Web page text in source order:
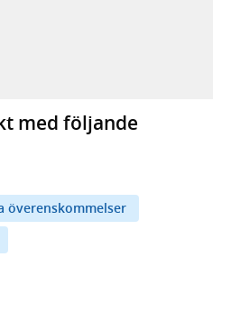
i ny flik, extern webbplats,
webbplats,
ny flik, extern webbplats,
e-postklient,
med följande
överenskommelser